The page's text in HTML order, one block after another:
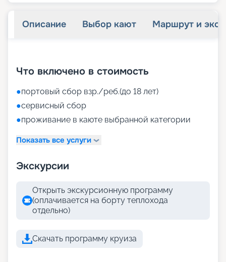
Описание Выбор кают Маршрут и
Что включено в стоимость
●портовый сбор взр./реб.(до 18 лет)
●сервисный сбор
●проживание в каюте выбранной категории
Показать все услуги
Экскурсии
Открыть экскурсионную программу
(оплачивается на борту теплохода
отдельно)
Скачать программу круиза